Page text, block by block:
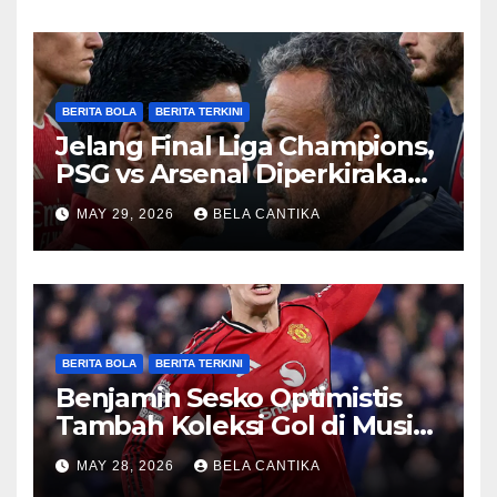
BERITA BOLA BERITA TERKINI
Jelang Final Liga Champions,
PSG vs Arsenal Diperkirakan
Sengit
MAY 29, 2026 BELA CANTIKA
BERITA BOLA BERITA TERKINI
Benjamin Sesko Optimistis
Tambah Koleksi Gol di Musim
2026/27
MAY 28, 2026 BELA CANTIKA